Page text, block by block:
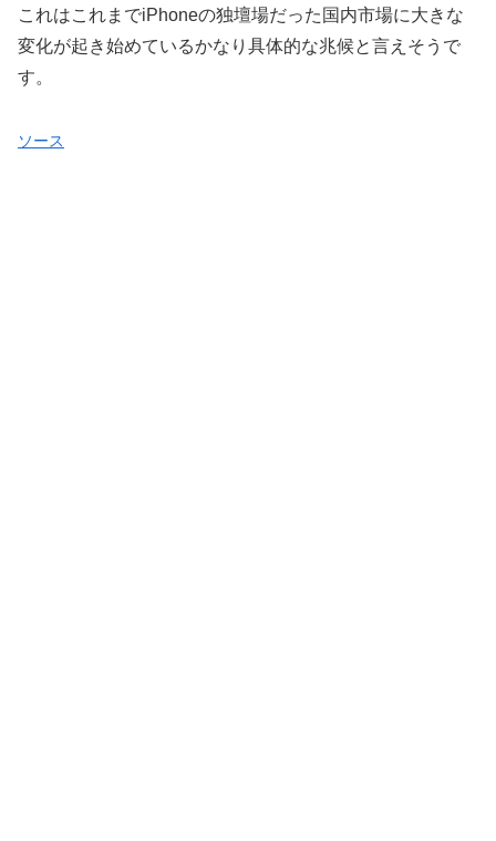
これはこれまでiPhoneの独壇場だった国内市場に大きな
変化が起き始めているかなり具体的な兆候と言えそうで
す。
ソース